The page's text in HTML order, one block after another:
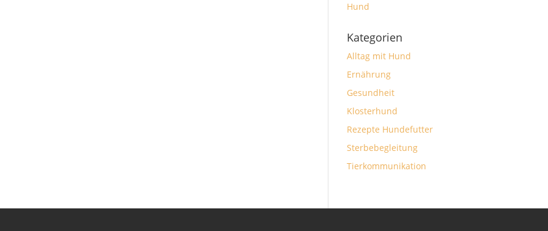
Hund
Kategorien
Alltag mit Hund
Ernährung
Gesundheit
Klosterhund
Rezepte Hundefutter
Sterbebegleitung
Tierkommunikation